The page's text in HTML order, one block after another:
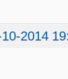
2014